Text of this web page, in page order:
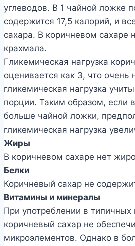
углеводов. В 1 чайной ложке
содержится 17,5 калорий, и
сахара. В коричневом сахаре
крахмала.
Гликемическая нагрузка
оценивается как 3, что очень
гликемическая нагрузка
порции. Таким образом, если
больше чайной ложки,
гликемическая нагрузка
Жиры
В коричневом сахаре нет
Белки
Коричневый сахар не
Витамины и минералы
При употреблении в типичных
коричневый сахар не
микроэлементов. Однако в